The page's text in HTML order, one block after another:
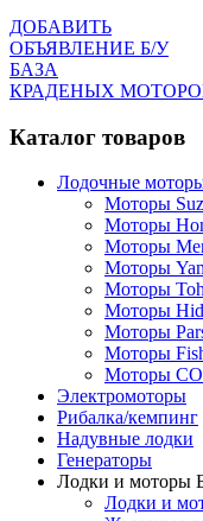
ДОБАВИТЬ
ОБЪЯВЛЕНИЕ Б/У
БАЗА
КРАДЕНЫХ
Каталог товаров
Лодочные
Моторы
Моторы
Моторы
Моторы
Моторы
Моторы
Моторы
Моторы
Моторы
Электромоторы
Рибалка/кемпинг
Надувные лодки
Генераторы
Лодки и моторы
Лодки и